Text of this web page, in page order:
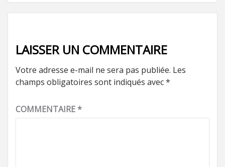
LAISSER UN COMMENTAIRE
Votre adresse e-mail ne sera pas publiée. Les
champs obligatoires sont indiqués avec*
COMMENTAIRE*